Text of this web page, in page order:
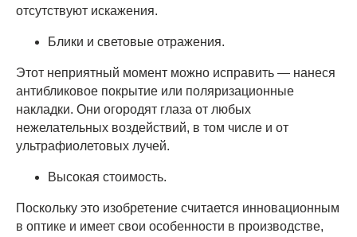
отсутствуют искажения.
Блики и световые отражения.
Этот неприятный момент можно исправить — нанеся
антибликовое покрытие или поляризационные
накладки. Они огородят глаза от любых
нежелательных воздействий, в том числе и от
ультрафиолетовых лучей.
Высокая стоимость.
Поскольку это изобретение считается инновационным
в оптике и имеет свои особенности в производстве,